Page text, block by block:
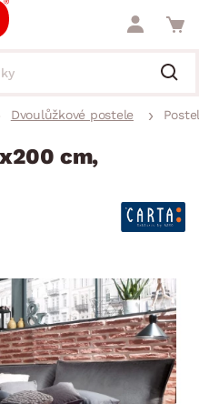
Dvoulůžkové postele
cm,